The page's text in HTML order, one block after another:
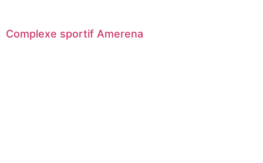
Complexe sportif Amerena